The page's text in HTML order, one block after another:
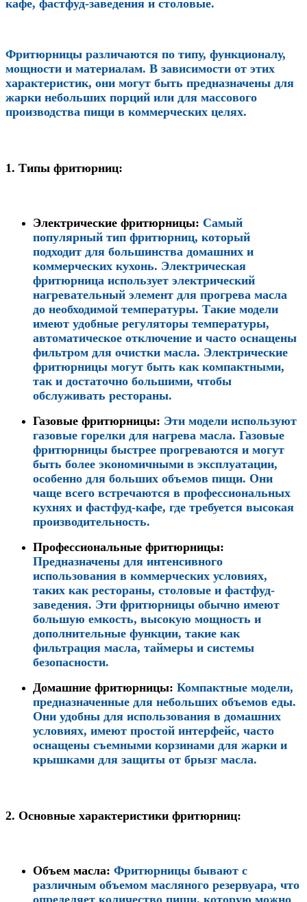
кафе, фастфуд-заведения и столовые.
Фритюрницы различаются по типу, функционалу,
мощности и материалам. В зависимости от этих
характеристик, они могут быть предназначены для
жарки небольших порций или для массового
производства пищи в коммерческих целях.
1. Типы фритюрниц:
Электрические фритюрницы: Самый
популярный тип фритюрниц, который
подходит для большинства домашних и
коммерческих кухонь. Электрическая
фритюрница использует электрический
нагревательный элемент для прогрева масла
до необходимой температуры. Такие модели
имеют удобные регуляторы температуры,
автоматическое отключение и часто оснащены
фильтром для очистки масла. Электрические
фритюрницы могут быть как компактными,
так и достаточно большими, чтобы
обслуживать рестораны.
Газовые фритюрницы: Эти модели используют
газовые горелки для нагрева масла. Газовые
фритюрницы быстрее прогреваются и могут
быть более экономичными в эксплуатации,
особенно для больших объемов пищи. Они
чаще всего встречаются в профессиональных
кухнях и фастфуд-кафе, где требуется высокая
производительность.
Профессиональные фритюрницы:
Предназначены для интенсивного
использования в коммерческих условиях,
таких как рестораны, столовые и фастфуд-
заведения. Эти фритюрницы обычно имеют
большую емкость, высокую мощность и
дополнительные функции, такие как
фильтрация масла, таймеры и системы
безопасности.
Домашние фритюрницы: Компактные модели,
предназначенные для небольших объемов еды.
Они удобны для использования в домашних
условиях, имеют простой интерфейс, часто
оснащены съемными корзинами для жарки и
крышками для защиты от брызг масла.
2. Основные характеристики фритюрниц:
Объем масла: Фритюрницы бывают с
различным объемом масляного резервуара, что